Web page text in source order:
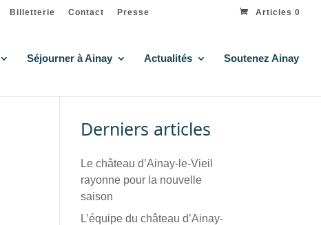
Billetterie Contact Presse Articles 0
Séjourner à Ainay Actualités Soutenez Ainay
Derniers articles
Le château d’Ainay-le-Vieil
rayonne pour la nouvelle
saison
L’équipe du château d’Ainay-